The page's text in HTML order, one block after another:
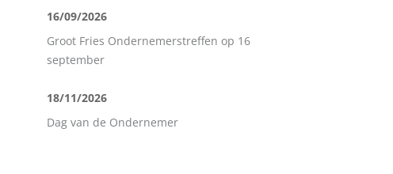
16/09/2026
Groot Fries Ondernemerstreffen op 16
september
18/11/2026
Dag van de Ondernemer